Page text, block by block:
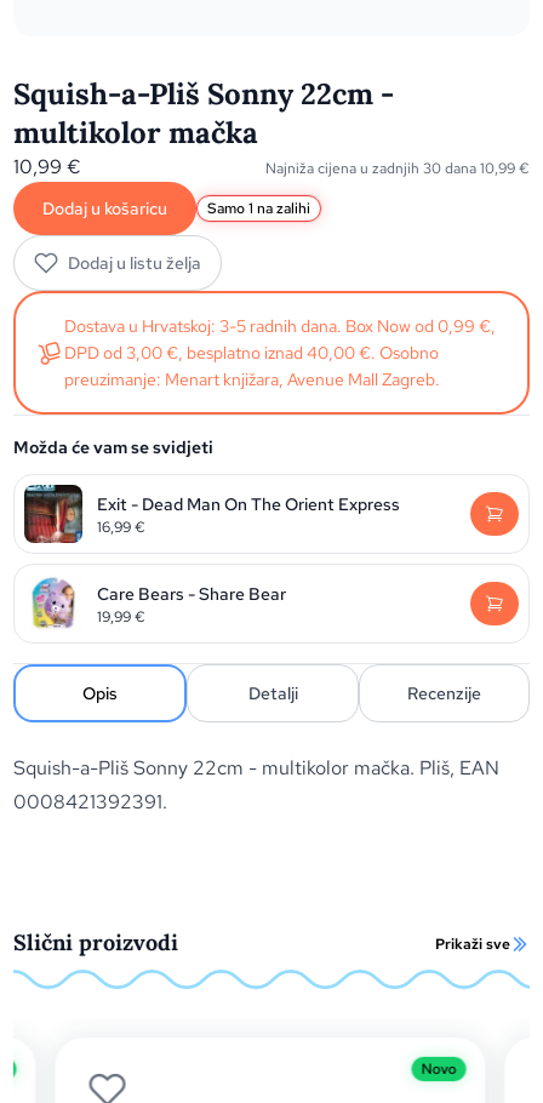
Squish-a-Pliš Sonny 22cm -
multikolor mačka
10,99€ Najniža cijena u zadnjih 30 dana10,99€
Dodaj u košaricu Samo 1 na zalihi
Dodaj u listu želja
Dostava u Hrvatskoj: 3-5 radnih dana. Box Now od 0,99 €,
DPD od 3,00 €, besplatno iznad 40,00 €. Osobno
preuzimanje: Menart knjižara, Avenue Mall Zagreb.
Možda će vam se svidjeti
Exit - Dead Man On The Orient Express
16,99€
Care Bears - Share Bear
19,99€
Opis Detalji Recenzije
Squish-a-Pliš Sonny 22cm - multikolor mačka. Pliš, EAN
0008421392391.
Slični proizvodi Prikaži sve
Novo